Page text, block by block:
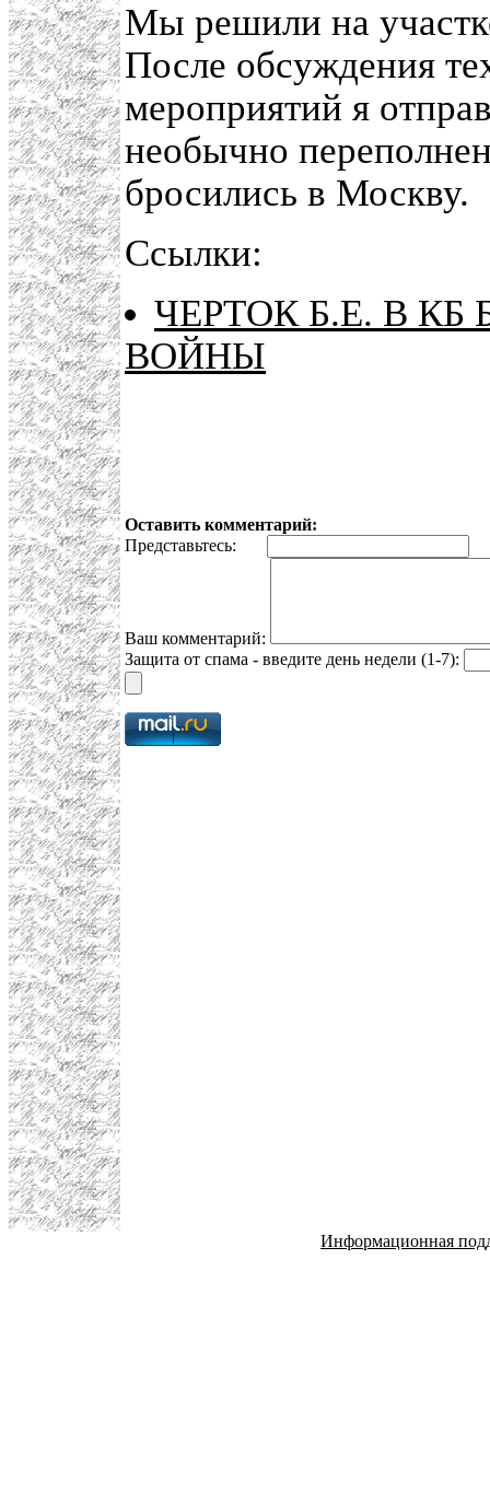
Мы решили на
После обсуждения
мероприятий я
необычно
бросились в Москву.
Ссылки:
ЧЕРТОК Б.Е. В
ВОЙНЫ
Оставить комментарий:
Представьтесь:
Ваш комментарий:
Защита от спама - введите день недели (1-7):
Информационная